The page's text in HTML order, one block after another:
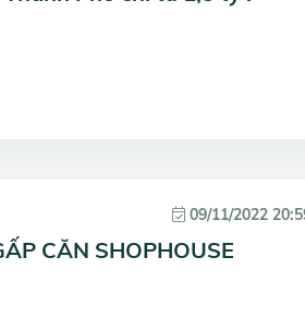
09/11/2022
CĂN SHOPHOUSE